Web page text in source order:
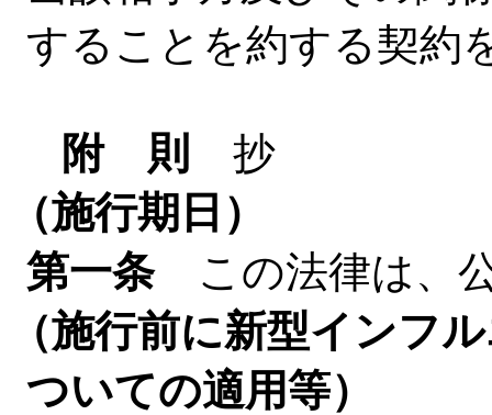
することを約する契約
附 則 抄
（施行期日）
第一条この法律は、
（施行前に新型インフ
ついての適用等）